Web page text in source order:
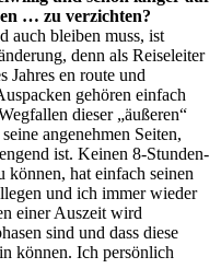
… zu verzichten?
auch bleiben muss, ist
denn als Reiseleiter
Jahres en route und
gehören einfach
dieser „äußeren“
angenehmen Seiten,
ist. Keinen 8-Stunden-
können, hat einfach seinen
und ich immer wieder
einer Auszeit wird
sind und dass diese
können. Ich persönlich